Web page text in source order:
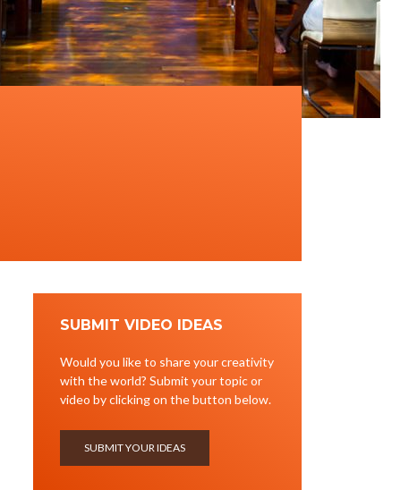
SUBMIT VIDEO IDEAS
Would you like to share your creativity
with the world? Submit your topic or
video by clicking on the button below.
SUBMIT YOUR IDEAS